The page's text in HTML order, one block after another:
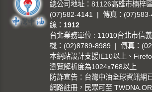
總公司地址：81126高雄市楠梓
(07)582-4141 | 傳真：
線： 1912
台北業務單位 : 11010台北市信
機：(02)8789-8989 | 傳真：
本網站設計支援IE10以上、
瀏覽解析度為1024x768以上
防詐宣告：台灣中油全球資訊網
網路註冊，民眾可至